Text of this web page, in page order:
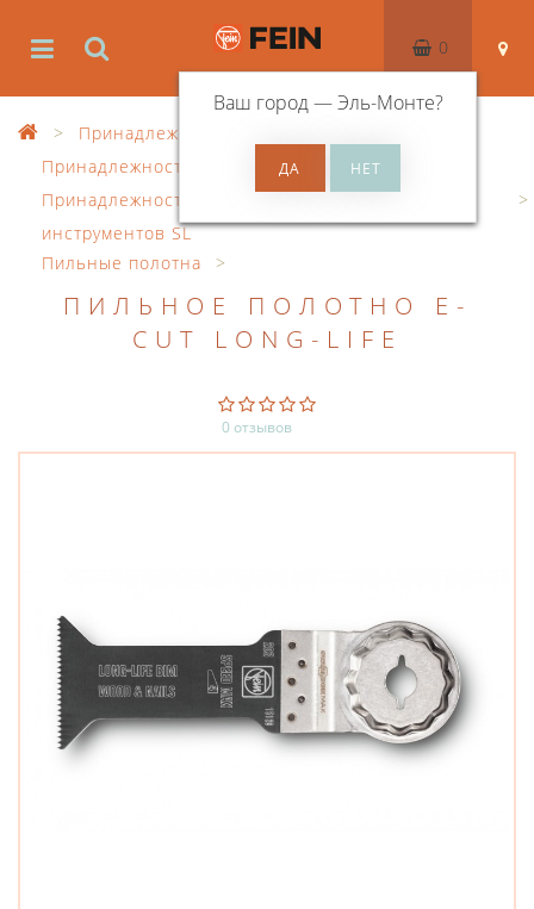
Ваш город —Эль-Монте?
0
Принадлежности
Принадлежности к осцил. инструменту
Принадлежности для осциллирующих
инструментов SL
Пильные полотна
ПИЛЬНОЕ ПОЛОТНО E-
CUT LONG-LIFE
0 отзывов